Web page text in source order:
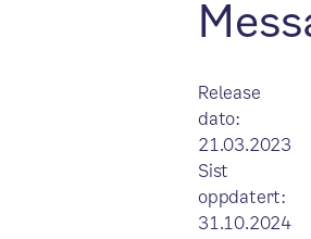
Release
dato:
21.03.2023
Sist
oppdatert:
31.10.2024